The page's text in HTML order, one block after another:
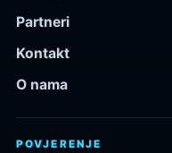
Partneri
Kontakt
O nama
POVJERENJE